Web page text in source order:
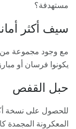
مستهدفة؟
سيف أكثر
مع وجود مجموعة من
يكونوا فرسان أو
حبل القفص
المعكرونة المجمدة